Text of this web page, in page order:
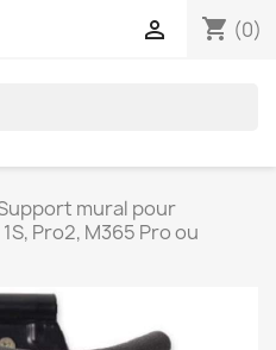
shopping_cart (0)

mural pour
Pro2, M365 Pro ou